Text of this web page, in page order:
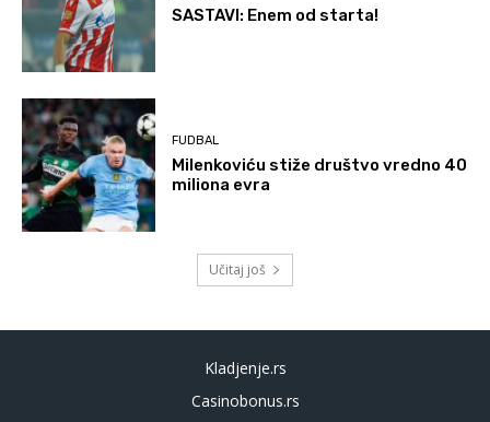
SASTAVI: Enem od starta!
FUDBAL
Milenkoviću stiže društvo vredno 40
miliona evra
Učitaj još
Kladjenje.rs
Casinobonus.rs